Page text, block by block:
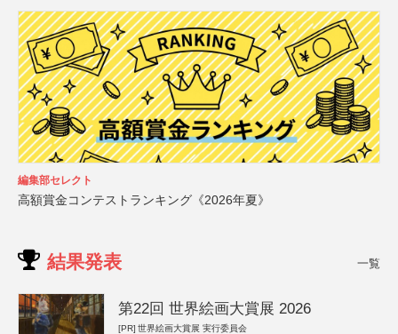
編集部セレクト
高額賞金コンテストランキング《2026年夏》
結果発表 一覧
第22回 世界絵画大賞展 2026
[PR] 世界絵画大賞展 実行委員会